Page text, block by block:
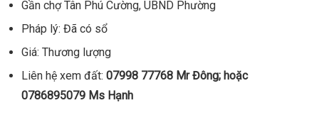
Gần chợ Tân Phú Cường, UBND Phường
Pháp lý: Đã có sổ
Giá: Thương lượng
Liên hệ xem đất: 07998 77768 Mr Đông; hoặc
0786895079 Ms Hạnh